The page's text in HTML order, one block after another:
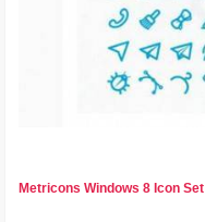
Metricons Windows 8 Icon Set